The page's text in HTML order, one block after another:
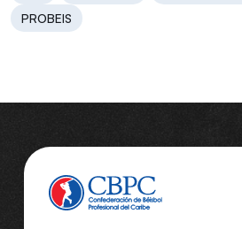
PROBEIS